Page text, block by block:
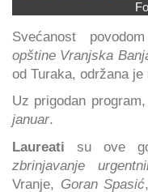
Svećanost
opštine Vranjska
od Turaka, održana
Uz prigodan program,
januar.
Laureati su ove
zbrinjavanje
Vranje, Goran Spasić